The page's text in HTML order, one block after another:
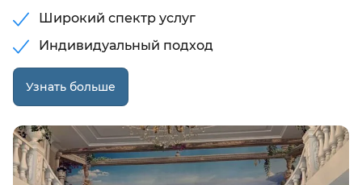
Широкий спектр услуг
Индивидуальный подход
Узнать больше